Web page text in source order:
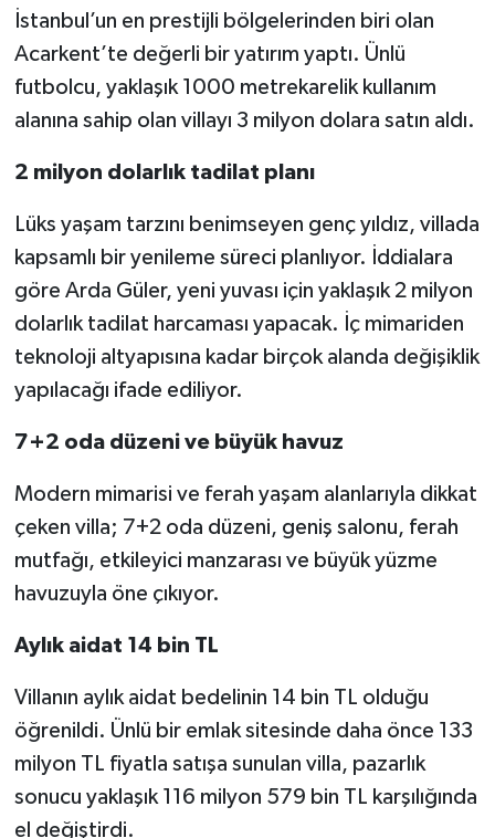
İstanbul’un en prestijli bölgelerinden biri olan
Acarkent’te değerli bir yatırım yaptı. Ünlü
futbolcu, yaklaşık 1000 metrekarelik kullanım
alanına sahip olan villayı 3 milyon dolara satın aldı.
2 milyon dolarlık tadilat planı
Lüks yaşam tarzını benimseyen genç yıldız, villada
kapsamlı bir yenileme süreci planlıyor. İddialara
göre Arda Güler, yeni yuvası için yaklaşık 2 milyon
dolarlık tadilat harcaması yapacak. İç mimariden
teknoloji altyapısına kadar birçok alanda değişiklik
yapılacağı ifade ediliyor.
7+2 oda düzeni ve büyük havuz
Modern mimarisi ve ferah yaşam alanlarıyla dikkat
çeken villa; 7+2 oda düzeni, geniş salonu, ferah
mutfağı, etkileyici manzarası ve büyük yüzme
havuzuyla öne çıkıyor.
Aylık aidat 14 bin TL
Villanın aylık aidat bedelinin 14 bin TL olduğu
öğrenildi. Ünlü bir emlak sitesinde daha önce 133
milyon TL fiyatla satışa sunulan villa, pazarlık
sonucu yaklaşık 116 milyon 579 bin TL karşılığında
el değiştirdi.